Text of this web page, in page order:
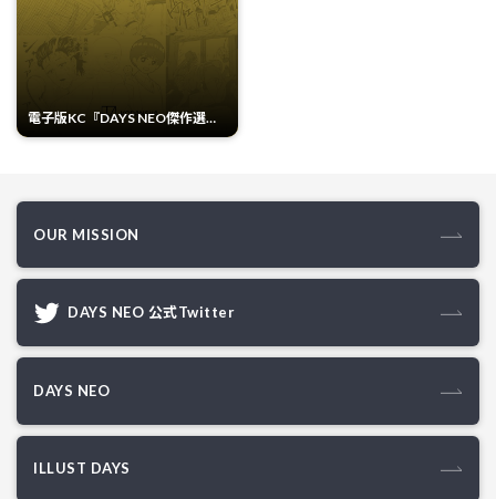
電子版KC『DAYS NEO傑作選』
Vol.1
OUR MISSION
DAYS NEO 公式Twitter
DAYS NEO
ILLUST DAYS